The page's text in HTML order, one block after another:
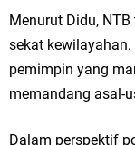
Menurut Didu,
sekat
pemimpin yang
memandang asal-
Dalam perspektif